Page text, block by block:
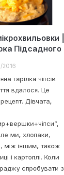
|
Підсадного
2016
тарілка чіпсів
вдалося. Це
Дівчата,
ми, хлопаки,
між іншим, також
і картоплі. Коли
спробувати з